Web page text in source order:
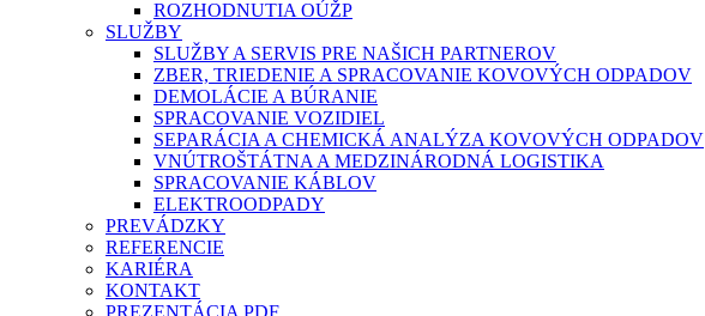
ROZHODNUTIA OÚŽP
SLUŽBY
SLUŽBY A SERVIS PRE NAŠICH PARTNEROV
ZBER, TRIEDENIE A SPRACOVANIE KOVOVÝCH ODPADOV
DEMOLÁCIE A BÚRANIE
SPRACOVANIE VOZIDIEL
SEPARÁCIA A CHEMICKÁ ANALÝZA KOVOVÝCH ODPADOV
VNÚTROŠTÁTNA A MEDZINÁRODNÁ LOGISTIKA
SPRACOVANIE KÁBLOV
ELEKTROODPADY
PREVÁDZKY
REFERENCIE
KARIÉRA
KONTAKT